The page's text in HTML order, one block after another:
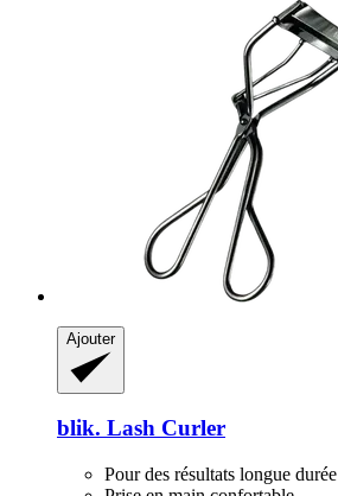
Ajouter
blik. Lash Curler
Pour des résultats longue durée